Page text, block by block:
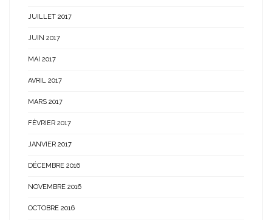
JUILLET 2017
JUIN 2017
MAI 2017
AVRIL 2017
MARS 2017
FÉVRIER 2017
JANVIER 2017
DÉCEMBRE 2016
NOVEMBRE 2016
OCTOBRE 2016